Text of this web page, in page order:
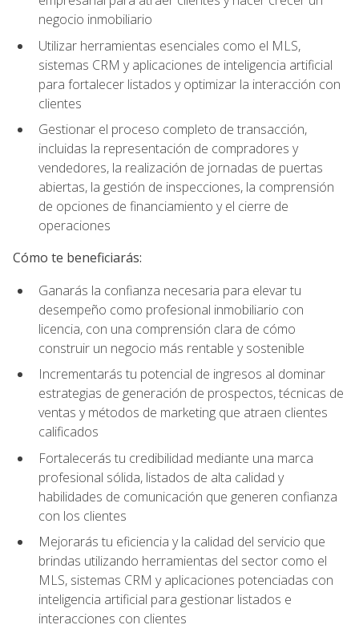
negocio inmobiliario
Utilizar herramientas esenciales como el MLS,
sistemas CRM y aplicaciones de inteligencia artificial
para fortalecer listados y optimizar la interacción con
clientes
Gestionar el proceso completo de transacción,
incluidas la representación de compradores y
vendedores, la realización de jornadas de puertas
abiertas, la gestión de inspecciones, la comprensión
de opciones de financiamiento y el cierre de
operaciones
Cómo te beneficiarás:
Ganarás la confianza necesaria para elevar tu
desempeño como profesional inmobiliario con
licencia, con una comprensión clara de cómo
construir un negocio más rentable y sostenible
Incrementarás tu potencial de ingresos al dominar
estrategias de generación de prospectos, técnicas de
ventas y métodos de marketing que atraen clientes
calificados
Fortalecerás tu credibilidad mediante una marca
profesional sólida, listados de alta calidad y
habilidades de comunicación que generen confianza
con los clientes
Mejorarás tu eficiencia y la calidad del servicio que
brindas utilizando herramientas del sector como el
MLS, sistemas CRM y aplicaciones potenciadas con
inteligencia artificial para gestionar listados e
interacciones con clientes